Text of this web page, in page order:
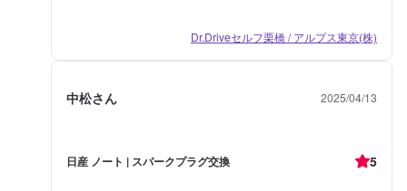
Dr.Driveセルフ栗橋 / アルプス東京(株)
中松さん 2025/04/13
日産 ノート | スパークプラグ交換 5